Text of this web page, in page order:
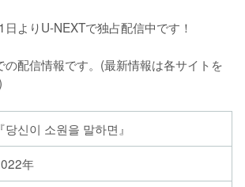
よりU-NEXTで独占配信中です！
配信情報です。(最新情報は各サイトを
『당신이 소원을 말하면』
年